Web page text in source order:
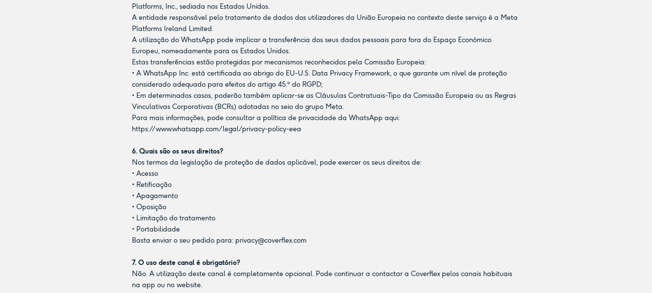
Platforms, Inc., sediada nos Estados Unidos.
A entidade responsável pelo tratamento de dados dos utilizadores da União Europeia no contexto deste serviço é a Meta
Platforms Ireland Limited.
A utilização do WhatsApp pode implicar a transferência dos seus dados pessoais para fora do Espaço Económico
Europeu, nomeadamente para os Estados Unidos.
Estas transferências estão protegidas por mecanismos reconhecidos pela Comissão Europeia:
• A WhatsApp Inc. está certificada ao abrigo do EU-U.S. Data Privacy Framework, o que garante um nível de proteção
considerado adequado para efeitos do artigo 45.º do RGPD;
• Em determinados casos, poderão também aplicar-se as Cláusulas Contratuais-Tipo da Comissão Europeia ou as Regras
Vinculativas Corporativas (BCRs) adotadas no seio do grupo Meta.
Para mais informações, pode consultar a política de privacidade da WhatsApp aqui:
https://www.whatsapp.com/legal/privacy-policy-eea
6. Quais são os seus direitos?
Nos termos da legislação de proteção de dados aplicável, pode exercer os seus direitos de:
• Acesso
• Retificação
• Apagamento
• Oposição
• Limitação do tratamento
• Portabilidade
Basta enviar o seu pedido para: privacy@coverflex.com
7. O uso deste canal é obrigatório?
Não. A utilização deste canal é completamente opcional. Pode continuar a contactar a Coverflex pelos canais habituais
na app ou no website.